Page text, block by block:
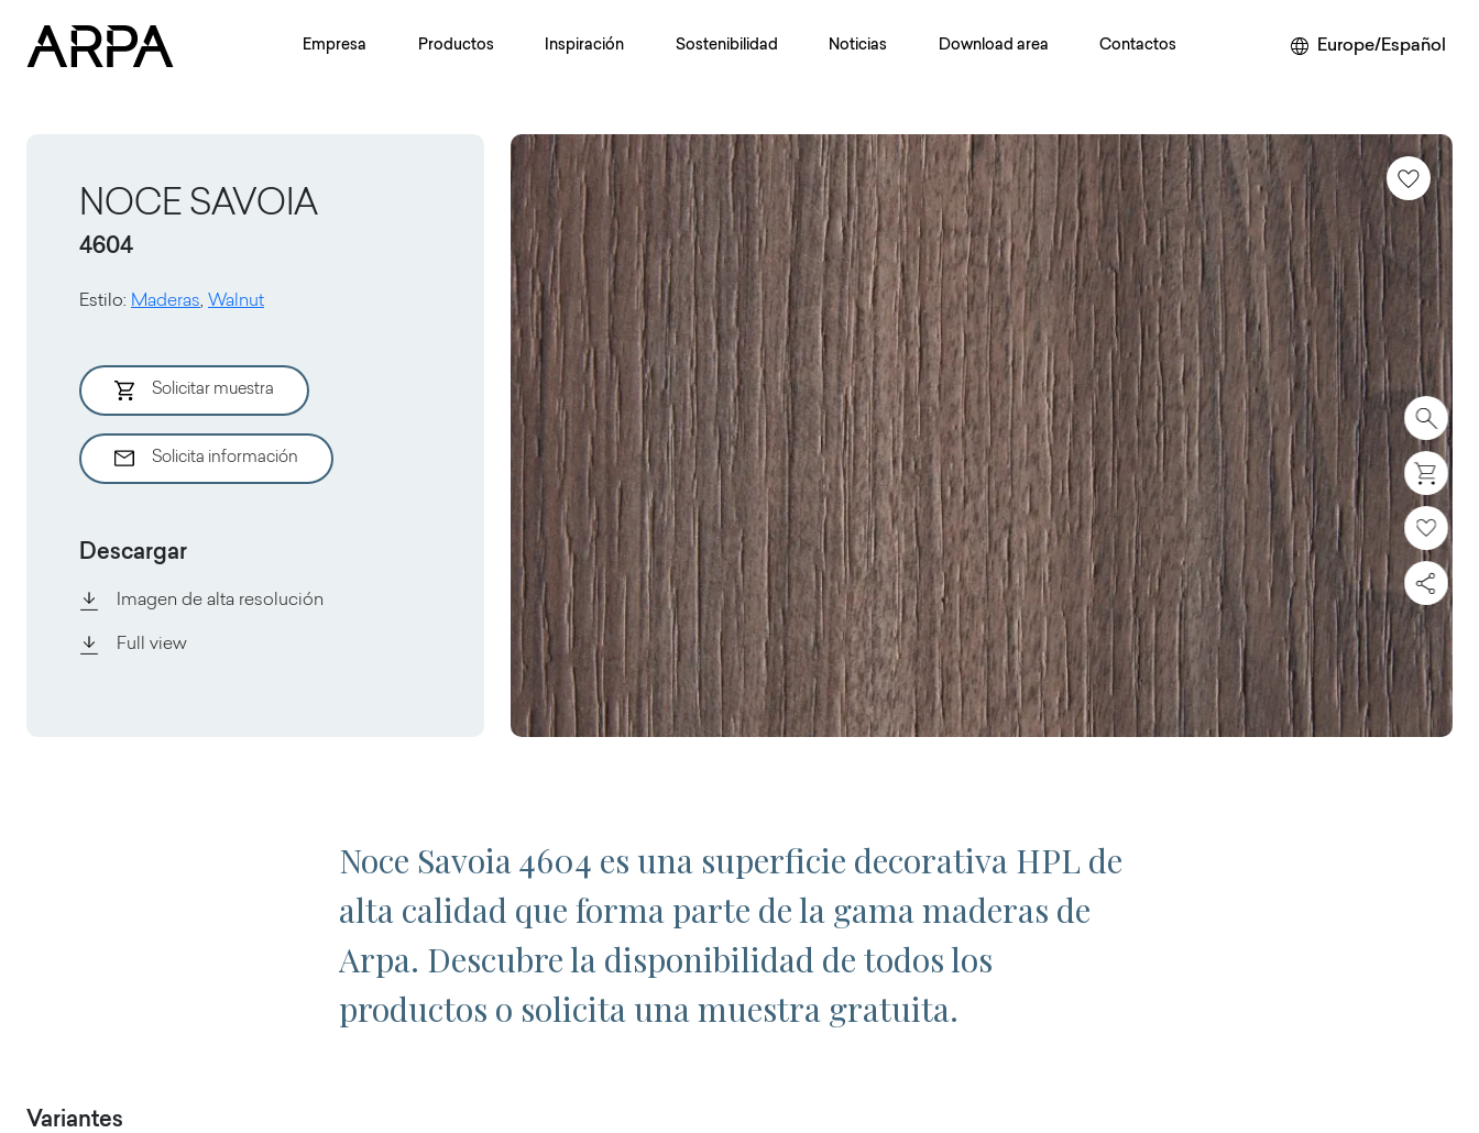
Empresa Productos Inspiración Sostenibilidad Noticias Download area Contactos Europe/Español
NOCE SAVOIA
4604
Estilo: Maderas, Walnut
Solicitar muestra
Solicita información
Descargar
Imagen de alta resolución
Full view
Noce Savoia 4604 es una superficie decorativa HPL de
alta calidad que forma parte de la gama maderas de
Arpa. Descubre la disponibilidad de todos los
productos o solicita una muestra gratuita.
Variantes